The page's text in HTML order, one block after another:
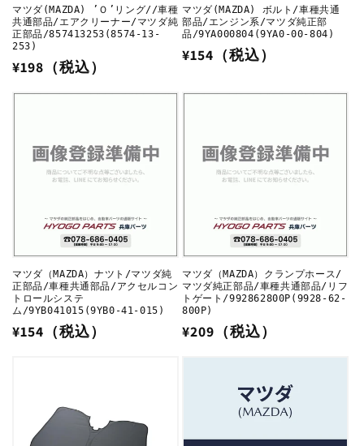
マツダ(MAZDA) ’Ｏ’リング//車種
共通部品/エアクリーナー/マツダ純
正部品/857413253(8574-13-
253)
通
¥198（税込）
マツダ(MAZDA) ボルト/車種共通
部品/エンジン系/マツダ純正部
品/9YA000804(9YA0-00-804)
通
価
¥154（税込）
マツダ（MAZDA）ナツト/マツダ純
正部品/車種共通部品/アクセルコン
トロールシステ
ム/9YB041015(9YB0-41-015)
通
¥154（税込）
マツダ（MAZDA）クランプホース/
マツダ純正部品/車種共通部品/リフ
トゲート/992862800P(9928-62-
800P)
通
¥209（税込）